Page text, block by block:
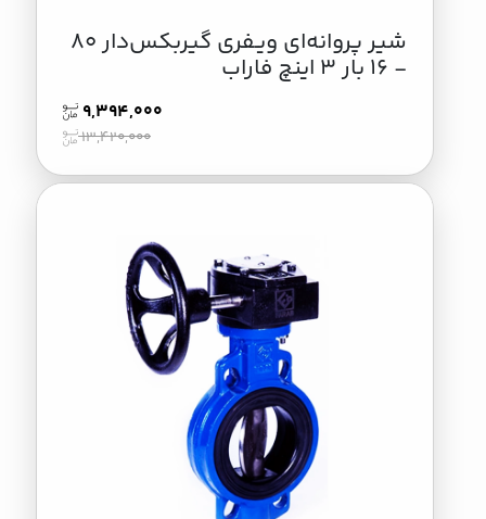
شير پروانه‌اي ويـفري گيربكس‌دار 80
- 16 بار 3 اینچ فاراب
9,394,000
13,420,000